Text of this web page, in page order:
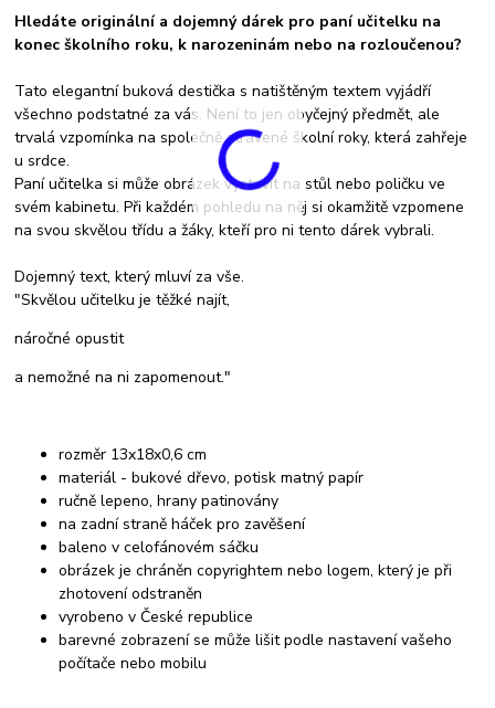
Hledáte originální a dojemný dárek pro paní učitelku na
konec školního roku, k narozeninám nebo na rozloučenou?
Tato elegantní buková destička s natištěným textem vyjádří
všechno podstatné za vás. Není to jen obyčejný předmět, ale
trvalá vzpomínka na společně strávené školní roky, která zahřeje
u srdce.
Paní učitelka si může obrázek vystavit na stůl nebo poličku ve
svém kabinetu. Při každém pohledu na něj si okamžitě vzpomene
na svou skvělou třídu a žáky, kteří pro ni tento dárek vybrali.
Dojemný text, který mluví za vše.
"Skvělou učitelku je těžké najít,
náročné opustit
a nemožné na ni zapomenout."
rozměr 13x18x0,6 cm
materiál - bukové dřevo, potisk matný papír
ručně lepeno, hrany patinovány
na zadní straně háček pro zavěšení
baleno v celofánovém sáčku
obrázek je chráněn copyrightem nebo logem, který je při
zhotovení odstraněn
vyrobeno v České republice
barevné zobrazení se může lišit podle nastavení vašeho
počítače nebo mobilu